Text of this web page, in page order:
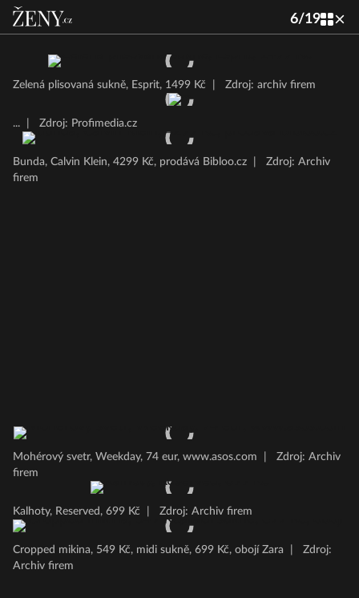
6/19
Zelená plisovaná sukně, Esprit, 1499 Kč Zdroj: archiv firem
... Zdroj: Profimedia.cz
Bunda, Calvin Klein, 4299 Kč, prodává Bibloo.cz
Zdroj: Archiv
firem
Mohérový svetr, Weekday, 74 eur, www.asos.com
Zdroj: Archiv
firem
Kalhoty, Reserved, 699 Kč Zdroj: Archiv firem
Cropped mikina, 549 Kč, midi sukně, 699 Kč, obojí Zara
Zdroj:
Archiv firem